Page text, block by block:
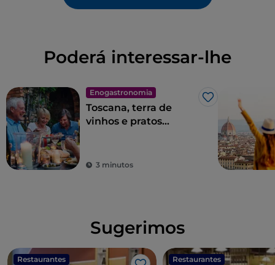
Poderá interessar-lhe
Enogastronomia
Gosto
Toscana, terra de
vinhos e pratos
3 minutos
Sugerimos
Restaurantes Restaurantes